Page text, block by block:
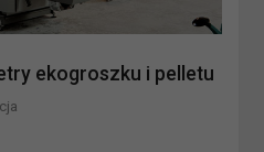
ekogroszku i pelletu